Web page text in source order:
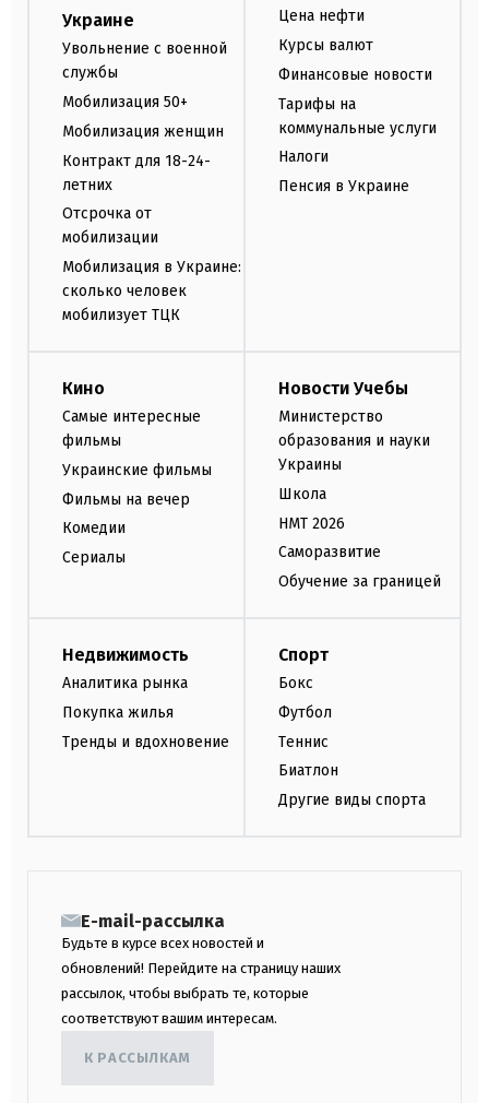
Украине
Увольнение с военной
службы
Мобилизация 50+
Мобилизация женщин
Контракт для 18-24-
летних
Отсрочка от
мобилизации
Мобилизация в Украине:
сколько человек
мобилизует ТЦК
Цена нефти
Курсы валют
Финансовые новости
Тарифы на
коммунальные услуги
Налоги
Пенсия в Украине
Кино
Самые интересные
фильмы
Украинские фильмы
Фильмы на вечер
Комедии
Сериалы
Новости Учебы
Министерство
образования и науки
Украины
Школа
НМТ 2026
Саморазвитие
Обучение за границей
Недвижимость
Аналитика рынка
Покупка жилья
Тренды и вдохновение
Спорт
Бокс
Футбол
Теннис
Биатлон
Другие виды спорта
E-mail-рассылка
Будьте в курсе всех новостей и
обновлений! Перейдите на страницу наших
рассылок, чтобы выбрать те, которые
соответствуют вашим интересам.
К РАССЫЛКАМ